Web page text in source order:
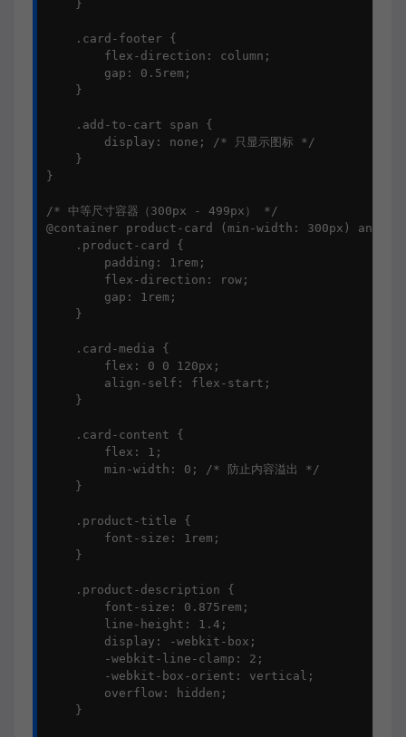
    }
    .card-footer {
        flex-direction: column;
        gap: 0.5rem;
    }
    .add-to-cart span {
        display: none; /* 只显示图标 */
    }
}
/* 中等尺寸容器（300px - 499px） */
@container product-card (min-width: 300px) and
    .product-card {
        padding: 1rem;
        flex-direction: row;
        gap: 1rem;
    }
    .card-media {
        flex: 0 0 120px;
        align-self: flex-start;
    }
    .card-content {
        flex: 1;
        min-width: 0; /* 防止内容溢出 */
    }
    .product-title {
        font-size: 1rem;
    }
    .product-description {
        font-size: 0.875rem;
        line-height: 1.4;
        display: -webkit-box;
        -webkit-line-clamp: 2;
        -webkit-box-orient: vertical;
        overflow: hidden;
    }